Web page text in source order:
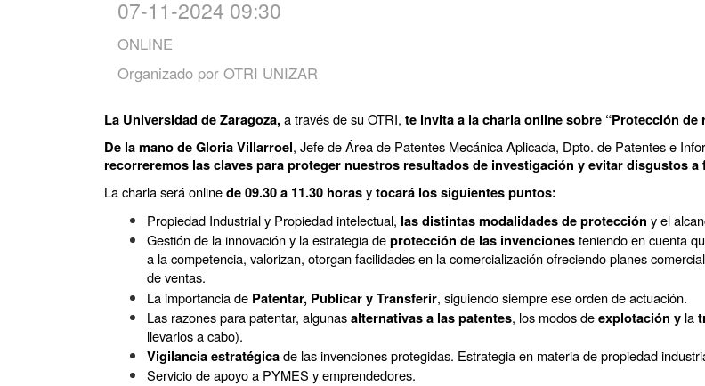
07-11-2024 09:30
ONLINE
Organizado por OTRI UNIZAR
La Universidad de Zaragoza,a través de su OTRI, te invitaa la charla online sobre “Protección
De la mano de Gloria Villarroel, Jefe de Área de Patentes Mecánica Aplicada, Dpto. de Patentes e
recorreremos las claves para proteger nuestros resultados de investigación y evitar disgustos a
La charla será onlinede 09.30 a 11.30 horasytocará los siguientes puntos:
Propiedad Industrial y Propiedad intelectual, las distintas modalidades de protección y el
Gestión de la innovación y la estrategia de protección de las invenciones teniendo en cuenta
a la competencia, valorizan, otorgan facilidades en la comercialización ofreciendo planes
de ventas.
La importancia de Patentar, Publicar y Transferir, siguiendo siempre ese orden de actuación.
Las razones para patentar, algunasalternativas a las patentes, los modos deexplotación y la
llevarlos a cabo).
Vigilancia estratégicade las invenciones protegidas. Estrategia en materia de propiedad
Servicio de apoyo a PYMES y emprendedores.